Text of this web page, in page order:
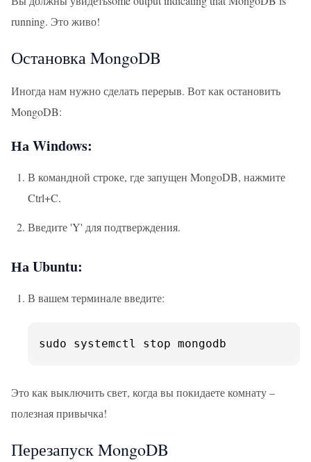
running. Это живо!
Остановка MongoDB
Иногда нам нужно сделать перерыв. Вот как остановить
MongoDB:
На Windows:
В командной строке, где запущен MongoDB, нажмите
Ctrl+C.
Введите 'Y' для подтверждения.
На Ubuntu:
В вашем терминале введите:
sudo systemctl stop mongodb
Это как выключить свет, когда вы покидаете комнату –
полезная привычка!
Перезапуск MongoDB